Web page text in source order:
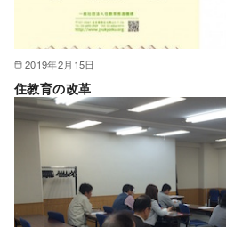
2019年2月15日
住教育の改革